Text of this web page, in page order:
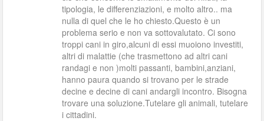
tipologia, le differenziazioni, e molto altro.. ma
nulla di quel che le ho chiesto.Questo è un
problema serio e non va sottovalutato. Ci sono
troppi cani in giro,alcuni di essi muoiono investiti,
altri di malattie (che trasmettono ad altri cani
randagi e non )molti passanti, bambini,anziani,
hanno paura quando si trovano per le strade
decine e decine di cani andargli incontro. Bisogna
trovare una soluzione.Tutelare gli animali, tutelare
i cittadini.